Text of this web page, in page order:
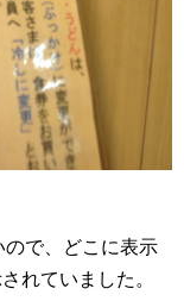
で、どこに表示
れていました。